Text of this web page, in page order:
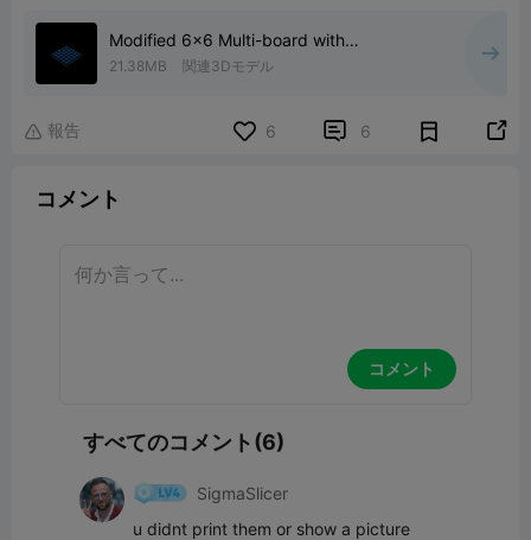
Modified 6x6 Multi-board with
connectors
21.38MB 関連3Dモデル
 報告 6  6 
コメント
コメント
すべてのコメント(6)
SigmaSlicer
u didnt print them or show a picture